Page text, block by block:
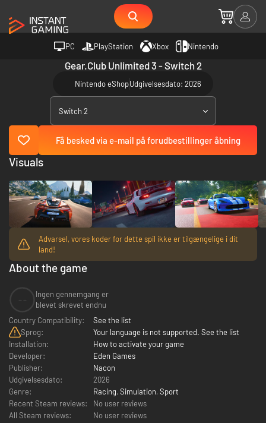
PC PlayStation Xbox Nintendo
Gear.Club Unlimited 3 - Switch 2
Nintendo eShopUdgivelsesdato: 2026
Switch 2
Få besked via e-mail på forudbestillinger åbning
Advarsel, vores koder for dette spil ikke er tilgængelige i dit
land!
About the game
Ingen gennemgang er
blevet skrevet endnu
Country Compatibility:
See the list
Sprog:
Your language is not supported. See the list
Installation:
How to activate your game
Developer:
Eden Games
Publisher:
Nacon
Udgivelsesdato:
2026
Genre:
Racing, Simulation, Sport
Recent Steam reviews:
No user reviews
All Steam reviews:
No user reviews
Visuals